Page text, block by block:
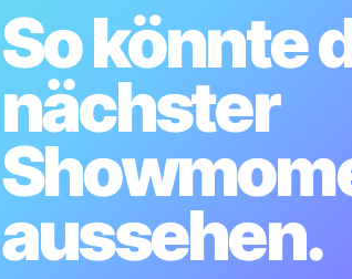
So könnte
nächster
aussehen.